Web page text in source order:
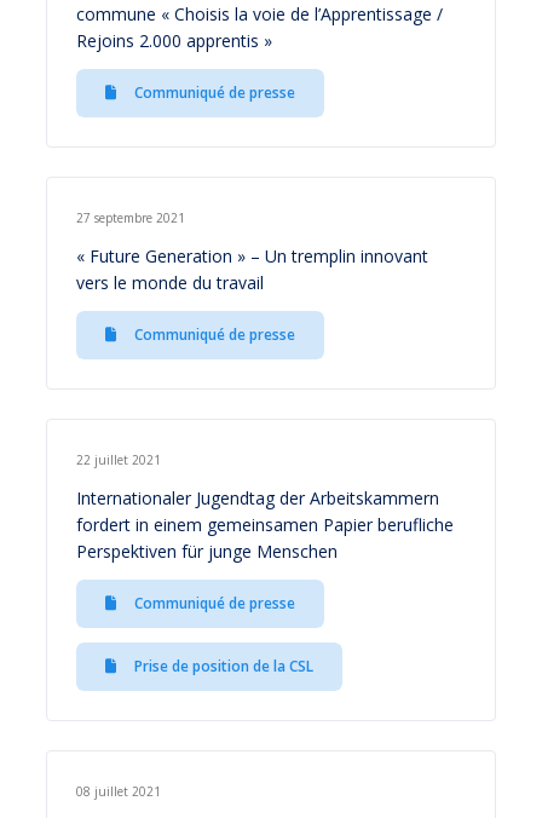
commune « Choisis la voie de l’Apprentissage /
Rejoins 2.000 apprentis »
Communiqué de presse
27 septembre 2021
« Future Generation » – Un tremplin innovant
vers le monde du travail
Communiqué de presse
22 juillet 2021
Internationaler Jugendtag der Arbeitskammern
fordert in einem gemeinsamen Papier berufliche
Perspektiven für junge Menschen
Communiqué de presse
Prise de position de la CSL
08 juillet 2021